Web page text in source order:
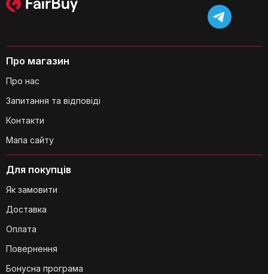
Чи йде в комплекті додаткова
Для покупців
Як замовити
Доставка
Оплата
Повернення
Бонусна програма
Про магазин
Про нас
Запитання та відповіді
Контакти
Мапа сайту